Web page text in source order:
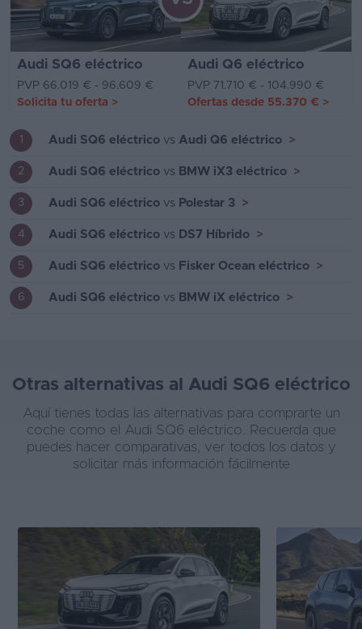
Audi SQ6 eléctrico Audi Q6 eléctrico
PVP 66.019 € - 96.609 €
PVP 71.710 € - 104.990 €
Solicita tu oferta > Ofertas desde 55.370 € >
1 Audi SQ6 eléctrico vs Audi Q6 eléctrico >
2 Audi SQ6 eléctrico vs BMW iX3 eléctrico >
3 Audi SQ6 eléctrico vs Polestar 3 >
4 Audi SQ6 eléctrico vs DS7 Híbrido >
5 Audi SQ6 eléctrico vs Fisker Ocean eléctrico >
6 Audi SQ6 eléctrico vs BMW iX eléctrico >
Otras alternativas al Audi SQ6 eléctrico
Aquí tienes todas las alternativas para comprarte un
coche como el Audi SQ6 eléctrico. Recuerda que
puedes hacer comparativas, ver todos los datos y
solicitar más información fácilmente